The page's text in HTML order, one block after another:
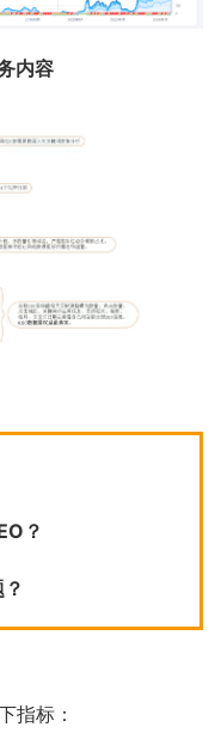
内容
？
指标：